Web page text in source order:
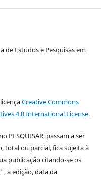
de Estudos e Pesquisas em
Creative Commons
4.0 International License.
PESQUISAR, passam a ser
total ou parcial, fica sujeita à
publicação citando-se os
a edição, data da